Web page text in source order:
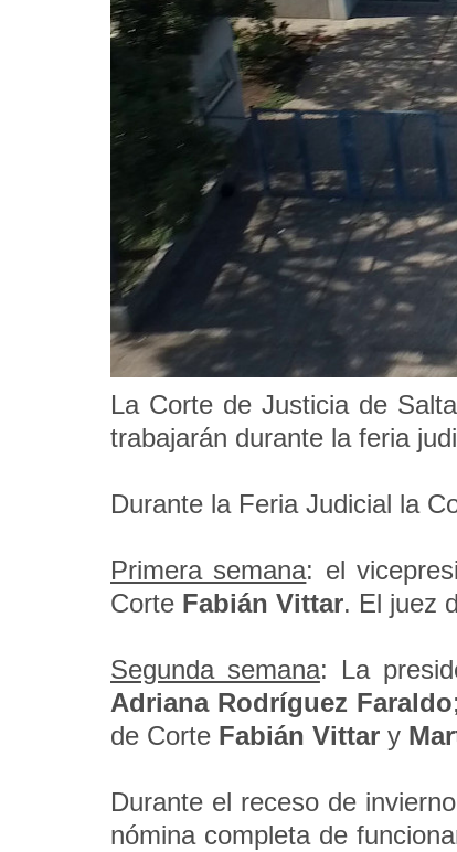
La Corte de Justicia de
trabajarán durante la feria
Durante la Feria Judicial la
Primera semana: el
Corte Fabián Vittar. El juez
Segunda semana: La
Adriana Rodríguez Faraldo
de Corte Fabián Vittar y
Durante el receso de
nómina completa de